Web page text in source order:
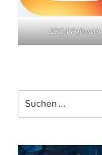
1954 Follower
nach: